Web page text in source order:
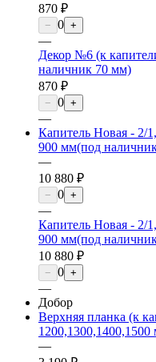
870 ₽
− 0 +
—
Декор №6 (к
наличник 70 мм)
870 ₽
− 0 +
—
Капитель Новая - 2/
900 мм(под
—
10 880 ₽
− 0 +
—
Капитель Новая - 2/
900 мм(под
10 880 ₽
− 0 +
—
Добор
Верхняя планка (к
1200,1300,1400,1500
—